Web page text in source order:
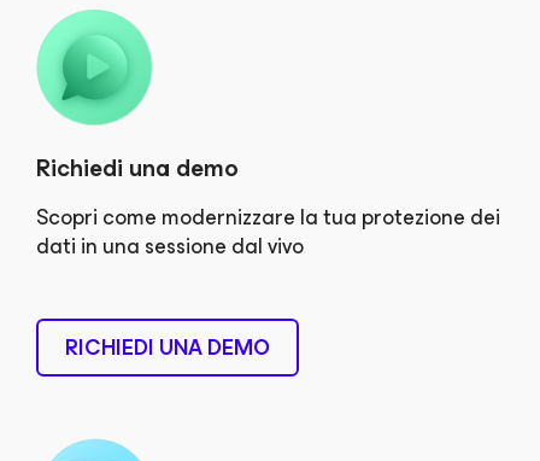
Richiedi una demo
Scopri come modernizzare la tua protezione dei
dati in una sessione dal vivo
RICHIEDI UNA DEMO